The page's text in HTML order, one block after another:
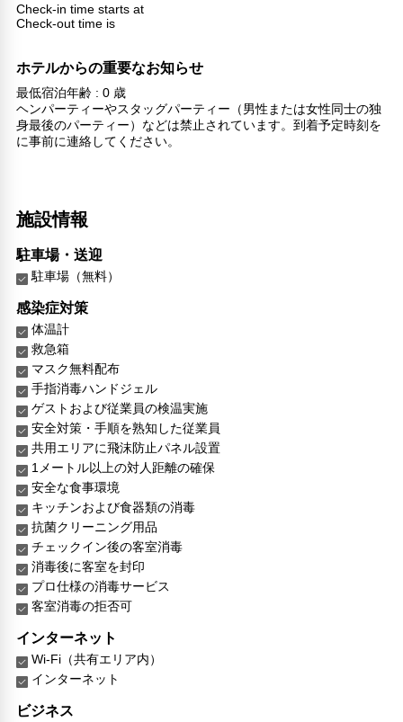
Check-in time starts at
Check-out time is
ホテルからの重要なお知らせ
最低宿泊年齢 : 0 歳
ヘンパーティーやスタッグパーティー（男性または女性同士の独
身最後のパーティー）などは禁止されています。到着予定時刻を
に事前に連絡してください。
施設情報
駐車場・送迎
駐車場（無料）
感染症対策
体温計
救急箱
マスク無料配布
手指消毒ハンドジェル
ゲストおよび従業員の検温実施
安全対策・手順を熟知した従業員
共用エリアに飛沫防止パネル設置
1メートル以上の対人距離の確保
安全な食事環境
キッチンおよび食器類の消毒
抗菌クリーニング用品
チェックイン後の客室消毒
消毒後に客室を封印
プロ仕様の消毒サービス
客室消毒の拒否可
インターネット
Wi-Fi（共有エリア内）
インターネット
ビジネス